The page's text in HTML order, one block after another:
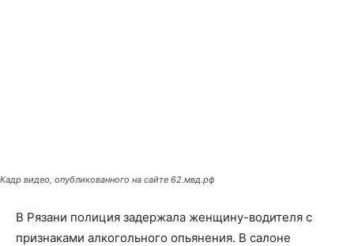
Кадр видео, опубликованного на сайте 62.мвд.рф
В Рязани полиция задержала женщину-водителя с
признаками алкогольного опьянения. В салоне